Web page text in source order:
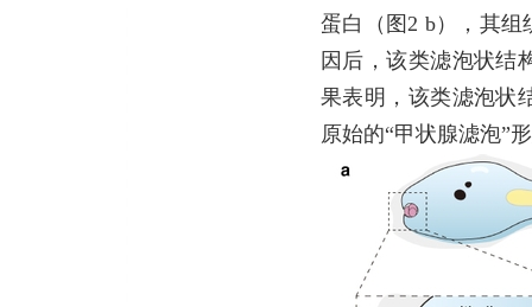
蛋白（图2 b），其
因后，该类滤泡状结
果表明，该类滤泡状
原始的“甲状腺滤泡”